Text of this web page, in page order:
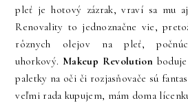
pleť je hotový zázrak, vraví sa mu
Renovality to jednoznačne vie,
rôznych olejov na pleť,
uhorkový. Makeup Revolutionboduje
paletky na oči či rozjasňovače sú
veľmi rada kupujem, mám doma